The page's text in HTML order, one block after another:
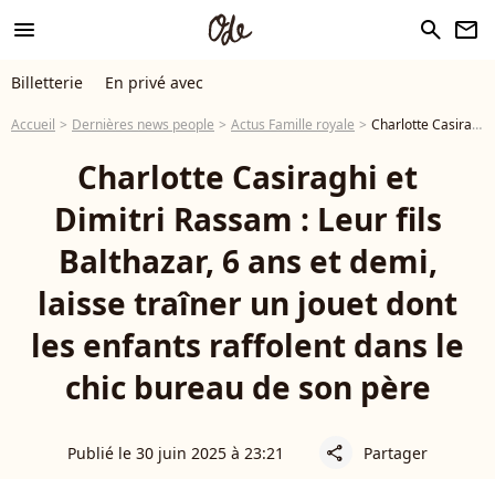
menu search newsletter
Billetterie En privé avec
Accueil Dernières news people Actus Famille royale Charlotte Casiraghi et Dimitri Rassam : Leur fils Balthazar, 6 ans et demi, laisse traîner un jouet dont les enfants raffolent dans le chic bureau de son père
Charlotte Casiraghi et
Dimitri Rassam : Leur fils
Balthazar, 6 ans et demi,
laisse traîner un jouet dont
les enfants raffolent dans le
chic bureau de son père
Publié le 30 juin 2025 à 23:21 share Partager